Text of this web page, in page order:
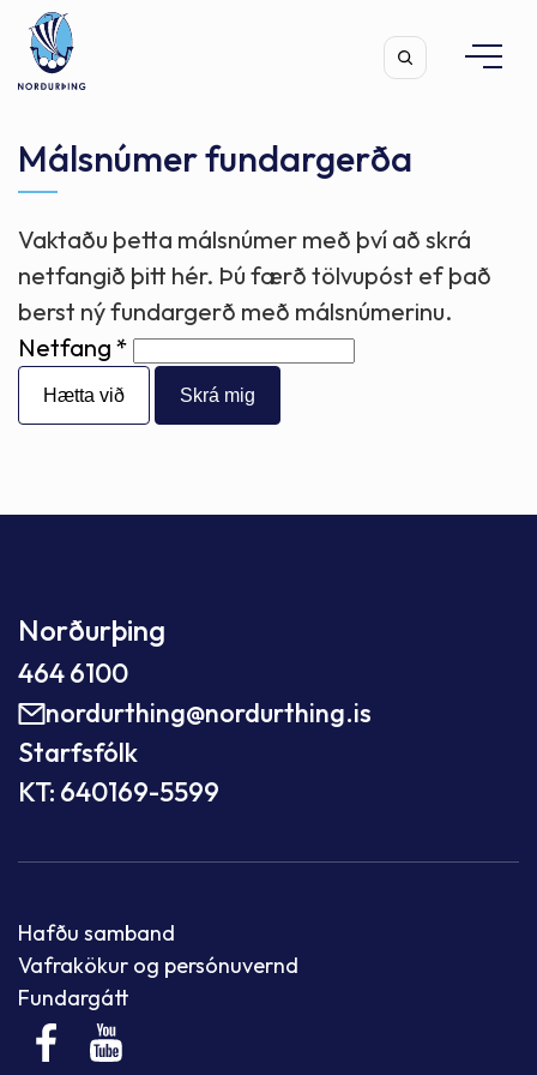
Leita
Málsnúmer fundargerða
Vaktaðu þetta málsnúmer með því að skrá
netfangið þitt hér. Þú færð tölvupóst ef það
berst ný fundargerð með málsnúmerinu.
Netfang
Hætta við
Norðurþing
464 6100
nordurthing@nordurthing.is
Starfsfólk
KT: 640169-5599
Hafðu samband
Vafrakökur og persónuvernd
Fundargátt